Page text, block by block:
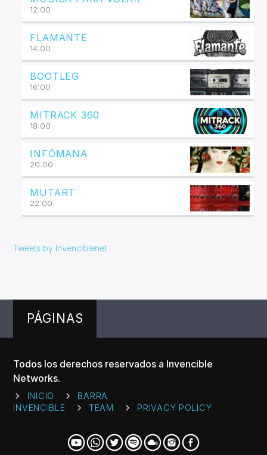
12:00
FLAMANTE
14:00
BOOTLEG
16:00
MITRACK 360
18:00
INFÓMANA
20:00
MUTART
22:00
Tweets by Invenciblenet
PÁGINAS
Todos los derechos reservados a Invencible
Networks.
INICIO
BARRA
INVENCIBLE
TEAM PRIVACY POLICY